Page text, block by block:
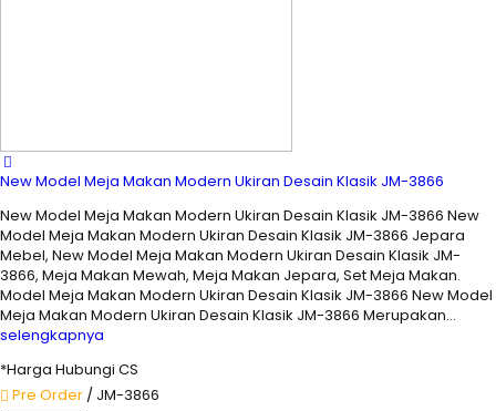
New Model Meja Makan Modern Ukiran Desain Klasik JM-3866
New Model Meja Makan Modern Ukiran Desain Klasik JM-3866 New
Model Meja Makan Modern Ukiran Desain Klasik JM-3866 Jepara
Mebel, New Model Meja Makan Modern Ukiran Desain Klasik JM-
3866, Meja Makan Mewah, Meja Makan Jepara, Set Meja Makan.
Model Meja Makan Modern Ukiran Desain Klasik JM-3866 New Model
Meja Makan Modern Ukiran Desain Klasik JM-3866 Merupakan…
selengkapnya
*Harga Hubungi CS
Pre Order / JM-3866